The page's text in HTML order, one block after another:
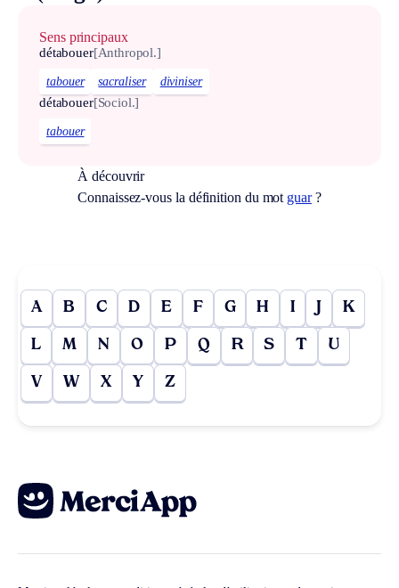
Sens principaux
détabouer[Anthropol.]
tabouer sacraliser diviniser
détabouer[Sociol.]
tabouer
À découvrir
Connaissez-vous la définition du mot guar?
A B C D E F G H I J K
L M N O P Q R S T U
V W X Y Z